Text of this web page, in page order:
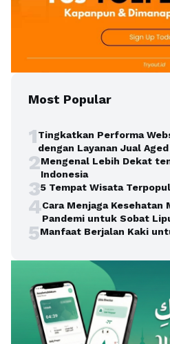
Most Popular
1Tingkatkan Performa
dengan Layanan Jual
2Mengenal Lebih Dekat
Indonesia
35 Tempat Wisata
4Cara Menjaga Kesehatan
Pandemi untuk Sobat
5Manfaat Berjalan Kaki